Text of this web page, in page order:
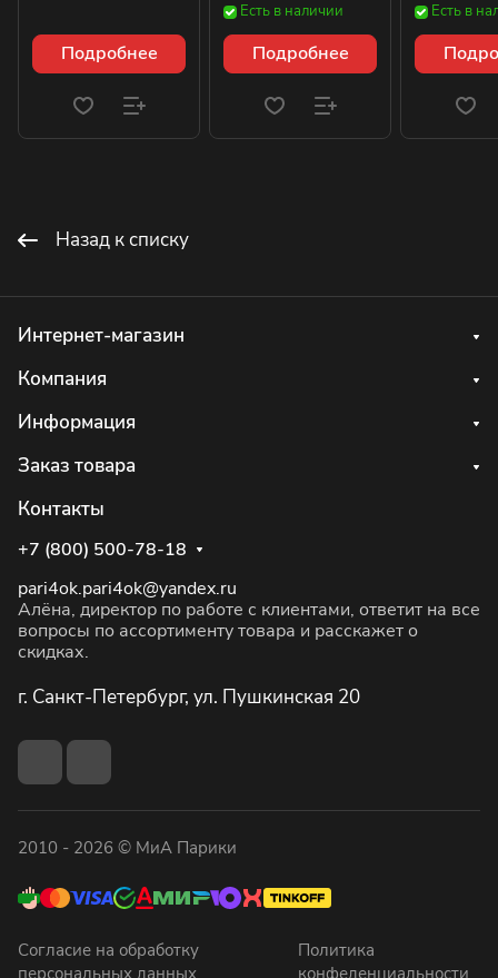
Подробнее
Есть в наличии
Подробнее
Есть в
Назад к списку
Интернет-магазин
Компания
Информация
Заказ товара
Контакты
+7 (800) 500-78-18
pari4ok.pari4ok@yandex.ru
Алёна, директор по работе с клиентами, ответит на все
вопросы по ассортименту товара и расскажет о
скидках.
г. Санкт-Петербург, ул. Пушкинская 20
2010 - 2026 © МиА Парики
Согласие на обработку
Политика